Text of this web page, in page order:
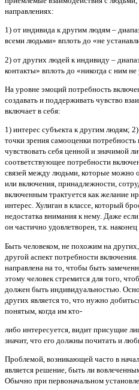
направлениях:
1) от индивида к другим людям –
всеми людьми» вплоть до «не
2) от других людей к индивиду –
контакты» вплоть до «никогда с ним не
На уровне эмоций потребность
создавать и поддерживать чувство
включает в себя:
1) интерес субъекта к другим людям;
точки зрения самооценки
чувствовать себя ценной и значимой
соответствующее потребности
связей между людьми, которые можно
или включения, принадлежности,
включенным трактуется как желание
интерес. Хулиган в классе, который
недостатка внимания к нему. Даже
он частично удовлетворен, т.к.
Быть человеком, не похожим на
другой аспект потребности
направлена на то, чтобы быть
этому человек стремится для того,
должен быть индивидуальностью.
других является то, что нужно
понятым, когда им кто-
либо интересуется, видит присущие
значит, что его должны почитать и
Проблемой, возникающей часто в
является решение, быть ли
Обычно при первоначальном